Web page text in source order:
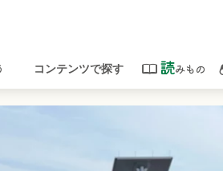
コンテンツで探す 読みもの